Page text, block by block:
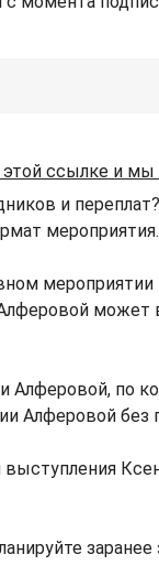
этой ссылке и
и
Алферовой, по
Алферовой без